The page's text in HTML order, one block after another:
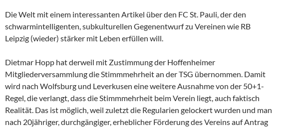
Die Welt mit einem interessanten Artikel über den FC St. Pauli, der den
schwarmintelligenten, subkulturellen Gegenentwurf zu Vereinen wie RB
Leipzig (wieder) stärker mit Leben erfüllen will.
Dietmar Hopp hat derweil mit Zustimmung der Hoffenheimer
Mitgliederversammlung die Stimmmehrheit an der TSG übernommen. Damit
wird nach Wolfsburg und Leverkusen eine weitere Ausnahme von der 50+1-
Regel, die verlangt, dass die Stimmmehrheit beim Verein liegt, auch faktisch
Realität. Das ist möglich, weil zuletzt die Regularien gelockert wurden und man
nach 20jähriger, durchgängiger, erheblicher Förderung des Vereins auf Antrag